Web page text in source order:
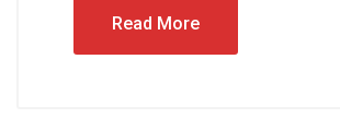
Read More